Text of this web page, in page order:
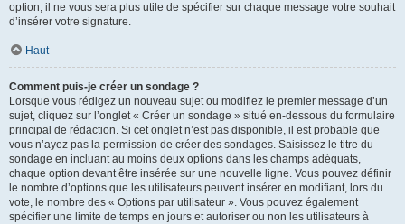
option, il ne vous sera plus utile de spécifier sur chaque message votre souhait
d’insérer votre signature.
Haut
Comment puis-je créer un sondage ?
Lorsque vous rédigez un nouveau sujet ou modifiez le premier message d’un
sujet, cliquez sur l’onglet « Créer un sondage » situé en-dessous du formulaire
principal de rédaction. Si cet onglet n’est pas disponible, il est probable que
vous n’ayez pas la permission de créer des sondages. Saisissez le titre du
sondage en incluant au moins deux options dans les champs adéquats,
chaque option devant être insérée sur une nouvelle ligne. Vous pouvez définir
le nombre d’options que les utilisateurs peuvent insérer en modifiant, lors du
vote, le nombre des « Options par utilisateur ». Vous pouvez également
spécifier une limite de temps en jours et autoriser ou non les utilisateurs à